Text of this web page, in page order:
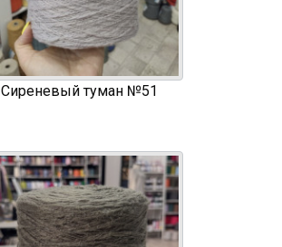
Сиреневый туман №51